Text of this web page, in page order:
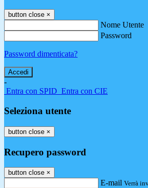
button close ×
Nome Utente
Password
Password dimenticata?
-
Entra con SPID Entra con CIE
Seleziona utente
button close ×
Recupero password
button close ×
E-mail Verrà